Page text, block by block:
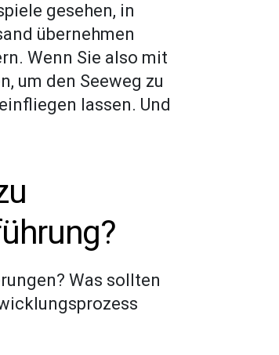
gesehen, in
übernehmen
Wenn Sie also mit
um den Seeweg zu
lassen. Und
Was sollten